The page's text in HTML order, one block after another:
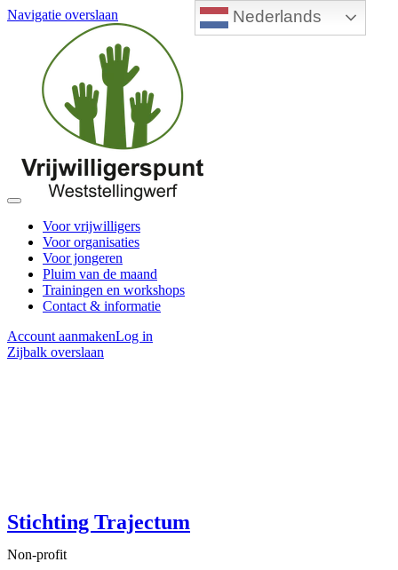
Nederlands
Navigatie overslaan
Voor vrijwilligers
Voor organisaties
Voor jongeren
Pluim van de maand
Trainingen en workshops
Contact & informatie
Account aanmakenLog in
Zijbalk overslaan
Stichting Trajectum
Non-profit